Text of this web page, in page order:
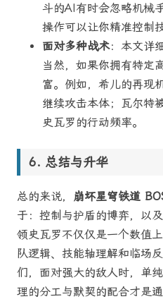
斗的AI有时会忽略机械
操作可以让你精准控制
面对多种战术：本文详
当然，如果你拥有特定
富。例如，希儿的再现
继续攻击本体；瓦尔特
史瓦罗的行动频率。
总结与升华
总的来说， 崩坏星穹铁道
于：控制与护盾的博弈，以
领史瓦罗不仅仅是一个数值
队逻辑、技能轴理解和临场
们，面对强大的敌人时，单
理的分工与默契的配合才是